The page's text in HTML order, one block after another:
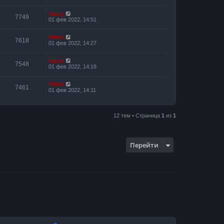
7749
Valery
01 фев 2022, 14:51
7618
Valery
01 фев 2022, 14:27
7548
Valery
01 фев 2022, 14:18
7461
Valery
01 фев 2022, 14:11
12 тем • Страница 1 из 1
Перейти